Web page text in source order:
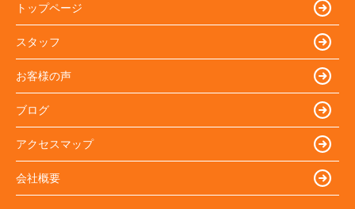
トップページ
スタッフ
お客様の声
ブログ
アクセスマップ
会社概要